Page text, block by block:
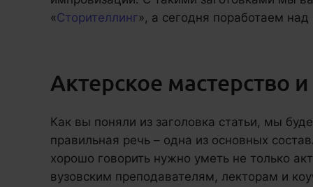
«Сторителлинг», а сегодня поработаем
Актерское мастерство
Как вы поняли из заголовка статьи, мы
правильная речь – одна из основных
хорошо говорить нужно уметь не только
вузовским преподавателям, лекторам и